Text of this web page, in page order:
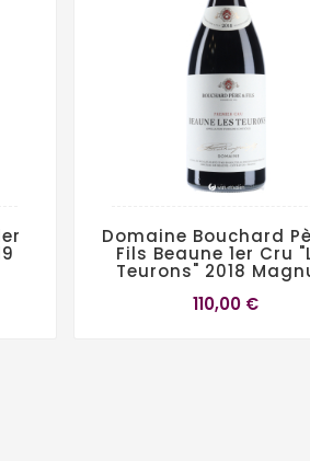
Domaine Bouchard
Fils Beaune 1er Cru
Teurons" 2018
110,00 €